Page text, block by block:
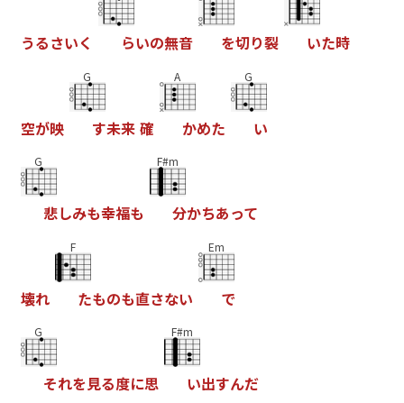
うるさいく らいの無音 を切り裂 いた時
空が映
G
す未来 確
A
かめた
G
い
G
悲しみも幸福も
F#m
分かちあって
壊れ
F
たものも直さない
Em
で
G
それを見る度に思
F#m
い出すんだ